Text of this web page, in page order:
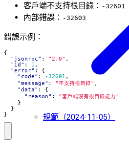
規範（2024-11-05）
客戶端不支持根目錄： -32601
內部錯誤： -32603
錯誤示例：
{
"jsonrpc" : "2.0" ,
"id" : 1 ,
"error" :
{
"code" : -32601 ,
"message" : "不支持根目錄" ,
"data" :
{
"reason" :
"客戶端沒有根目錄能力"
}
}
}